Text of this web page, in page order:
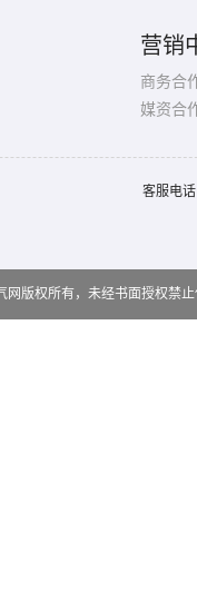
营销
商务合
媒资合
客服电
网版权所有，未经书面授权